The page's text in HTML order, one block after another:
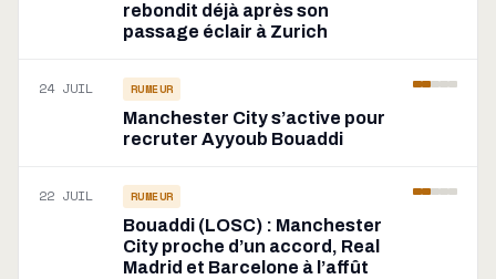
rebondit déjà après son
passage éclair à Zurich
24 JUIL RUMEUR
Manchester City s’active pour
recruter Ayyoub Bouaddi
22 JUIL RUMEUR
Bouaddi (LOSC) : Manchester
City proche d’un accord, Real
Madrid et Barcelone à l’affût